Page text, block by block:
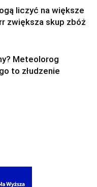
liczyć na większe
zwiększa skup zbóż
Meteolorog
to złudzenie